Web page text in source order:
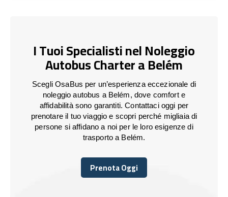
I Tuoi Specialisti nel Noleggio
Autobus Charter a Belém
Scegli OsaBus per un’esperienza eccezionale di
noleggio autobus a Belém, dove comfort e
affidabilità sono garantiti. Contattaci oggi per
prenotare il tuo viaggio e scopri perché migliaia di
persone si affidano a noi per le loro esigenze di
trasporto a Belém.
Prenota Oggi
Prenota Oggi